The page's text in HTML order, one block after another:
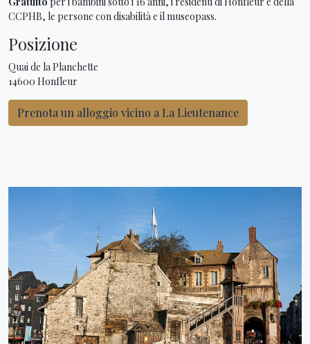
CCPHB, le persone con disabilità e il museopass.
Posizione
Quai de la Planchette
14600 Honfleur
Prenota un alloggio vicino a La Lieutenance